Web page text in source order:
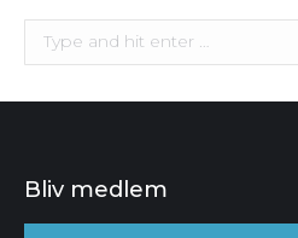
Search:
Bliv medlem